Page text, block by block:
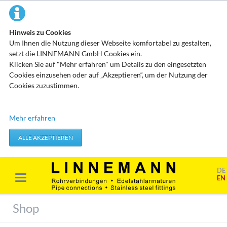
Hinweis zu Cookies
Um Ihnen die Nutzung dieser Webseite komfortabel zu gestalten,
setzt die LINNEMANN GmbH Cookies ein.
Klicken Sie auf "Mehr erfahren" um Details zu den eingesetzten
Cookies einzusehen oder auf „Akzeptieren“, um der Nutzung der
Cookies zuzustimmen.
Technisch erforderliche Cookies
werden verwendet um von Ihnen getätigte Aktionen, wie etwa das
Festlegen Ihrer Datenschutzeinstellungen zu übernehmen.
Erforderliche Cookies akzeptieren
Marketing & Analyse
ausgewertet werden. Das geschieht vor allem mit Cookies und mit
sogenannten Analyseprogrammen. Die Analyse Ihres Surf-
Mehr erfahren
ALLE AKZEPTIEREN
DE
EN
Shop